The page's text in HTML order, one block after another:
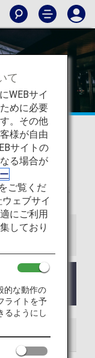
空港
際空港
港から目的地ま
て
WEBサイ
めに必要
。その他
様が自由
サイトの
る場合が
ご覧くだ
ェブサイ
にご利用
しており
的な動作の
ライトを予
るようにし